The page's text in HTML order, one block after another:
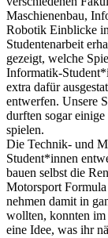
Maschienenbau,
Robotik Einblicke
Studentenarbeit
gezeigt, welche
Informatik-
extra dafür
entwerfen. Unsere
durften sogar einige
spielen.
Die Technik- und
Student*innen
bauen selbst die
Motorsport
nehmen damit in
wollten, konnten im
eine Idee, was ihr